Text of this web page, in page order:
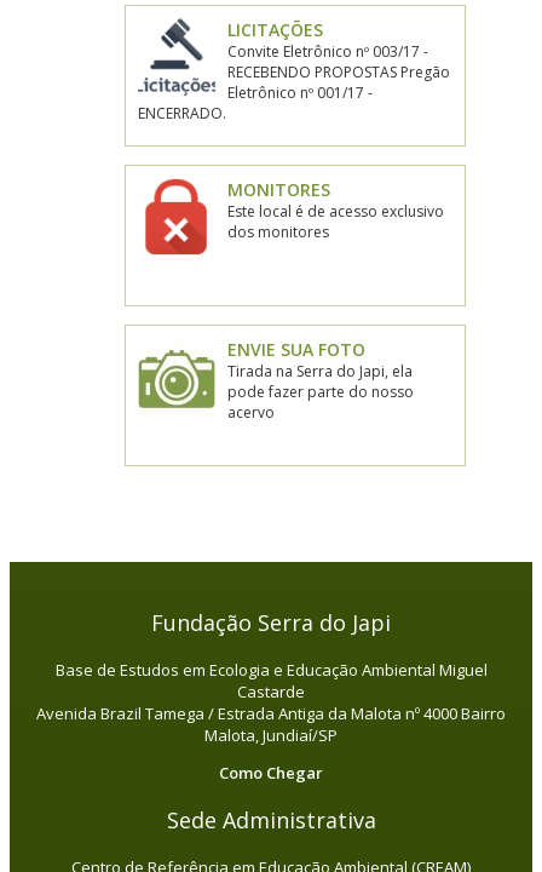
LICITAÇÕES
Convite Eletrônico nº 003/17 -
RECEBENDO PROPOSTAS Pregão
Eletrônico nº 001/17 -
ENCERRADO.
MONITORES
Este local é de acesso exclusivo
dos monitores
ENVIE SUA FOTO
Tirada na Serra do Japi, ela
pode fazer parte do nosso
acervo
Fundação Serra do Japi
Base de Estudos em Ecologia e Educação Ambiental Miguel
Castarde
Avenida Brazil Tamega / Estrada Antiga da Malota nº 4000 Bairro
Malota, Jundiaí/SP
Como Chegar
Sede Administrativa
Centro de Referência em Educação Ambiental (CREAM)